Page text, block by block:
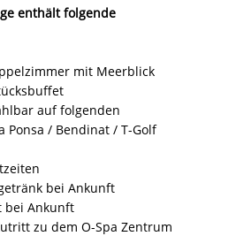
enthält folgende
mit Meerblick
auf folgenden
Ponsa / Bendinat / T-Golf
bei Ankunft
bei Ankunft
zu dem O-Spa Zentrum